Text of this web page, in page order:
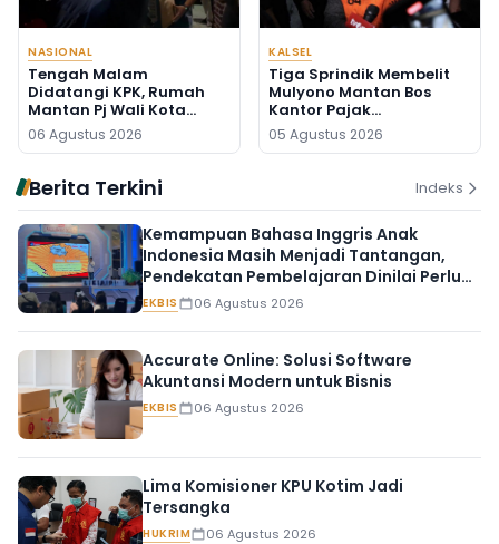
NASIONAL
Tengah Malam
Didatangi KPK, Rumah
Mantan Pj Wali Kota
Digeledah, Empat Koper
Dibawa
06 Agustus 2026
KALSEL
Tiga Sprindik Membelit
Mulyono Mantan Bos
Kantor Pajak
Banjarmasin
05 Agustus 2026
Berita Terkini Indeks
Kemampuan Bahasa Inggris Anak
Indonesia Masih Menjadi Tantangan,
Pendekatan Pembelajaran Dinilai Perlu
Berubah
EKBIS 06 Agustus 2026
Accurate Online: Solusi Software
Akuntansi Modern untuk Bisnis
EKBIS 06 Agustus 2026
Lima Komisioner KPU Kotim Jadi
Tersangka
HUKRIM 06 Agustus 2026